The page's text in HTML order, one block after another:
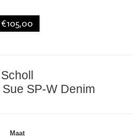
€105,00
Scholl
SP-W Denim
Maat